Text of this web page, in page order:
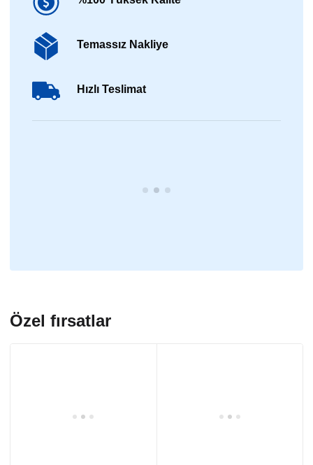
Temassız Nakliye
Hızlı Teslimat
Özel fırsatlar